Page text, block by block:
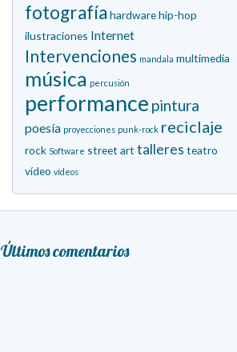
fotografía hardwarehip-hop
ilustraciones Internet
Intervenciones mandala multimedia
música percusión
performance pintura
poesía proyecciones punk-rock reciclaje
rock Software street art talleres teatro
vídeo vídeos
Últimos comentarios